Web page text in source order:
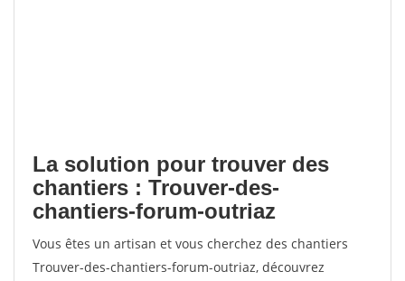
La solution pour trouver des
chantiers : Trouver-des-
chantiers-forum-outriaz
Vous êtes un artisan et vous cherchez des chantiers
Trouver-des-chantiers-forum-outriaz, découvrez